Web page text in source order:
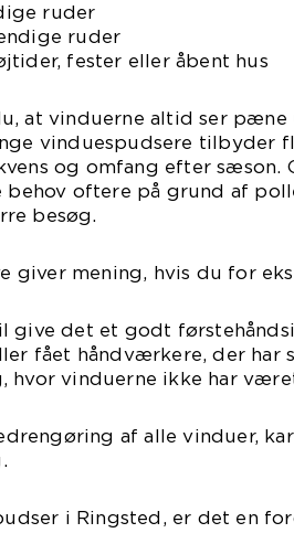
ruder
ruder
fester eller åbent hus
at vinduerne altid ser pæne
vinduespudsere tilbyder
og omfang efter sæson.
oftere på grund af
besøg.
giver mening, hvis du for
give det et godt
fået håndværkere, der har
hvor vinduerne ikke har
af alle vinduer,
i Ringsted, er det en